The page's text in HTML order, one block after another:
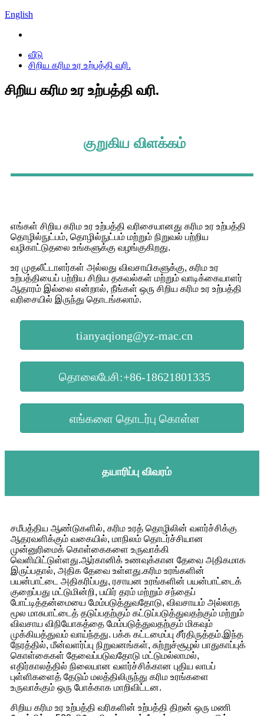
English
வீடு
சிறிய கரிம உர உற்பத்தி வரி.
சிறிய கரிம உர உற்பத்தி வரி.
குறுகிய விளக்கம்
எங்கள் சிறிய கரிம உர உற்பத்தி வரிசையானது கரிம உர உற்பத்தி
தொழில்நுட்பம், தொழில்நுட்பம் மற்றும் நிறுவல் பற்றிய
வழிகாட்டுதலை உங்களுக்கு வழங்குகிறது.
உர முதலீட்டாளர்கள் அல்லது விவசாயிகளுக்கு, கரிம உர
உற்பத்தியைப் பற்றிய சிறிய தகவல்கள் மற்றும் வாடிக்கையாளர்
ஆதாரம் இல்லை என்றால், நீங்கள் ஒரு சிறிய கரிம உர உற்பத்தி
வரிசையில் இருந்து தொடங்கலாம்.
tianyaqiong@yz-mac.cn
தொலைபேசி:+86-18621801335
எங்களை தொடர்பு கொள்ள
தயாரிப்பு விவரம்
சமீபத்திய ஆண்டுகளில், கரிம உரத் தொழிலின் வளர்ச்சிக்கு
ஆதரவளிக்கும் வகையில், மாநிலம் தொடர்ச்சியான
முன்னுரிமைக் கொள்கைகளை உருவாக்கி
வெளியிட்டுள்ளது.ஆர்கானிக் உணவுக்கான தேவை அதிகமாக
இருப்பதால், அதிக தேவை உள்ளது.கரிம உரங்களின்
பயன்பாட்டை அதிகரிப்பது, ரசாயன உரங்களின் பயன்பாட்டைக்
குறைப்பது மட்டுமின்றி, பயிர் தரம் மற்றும் சந்தைப்
போட்டித்தன்மையை மேம்படுத்துவதோடு, விவசாயம் அல்லாத
மூல மாசுபாட்டைத் தடுப்பதற்கும் கட்டுப்படுத்துவதற்கும் மற்றும்
விவசாய விநியோகத்தை மேம்படுத்துவதற்கும் மிகவும்
முக்கியத்துவம் வாய்ந்தது. பக்க கட்டமைப்பு சீர்திருத்தம்.இந்த
நேரத்தில், மீன்வளர்ப்பு நிறுவனங்கள், சுற்றுச்சூழல் பாதுகாப்புக்
கொள்கைகள் தேவைப்படுவதோடு மட்டுமல்லாமல்,
எதிர்காலத்தில் நிலையான வளர்ச்சிக்கான புதிய லாபப்
புள்ளிகளைத் தேடும் மலத்திலிருந்து கரிம உரங்களை
உருவாக்கும் ஒரு போக்காக மாறிவிட்டன.
சிறிய கரிம உர உற்பத்தி வரிகளின் உற்பத்தி திறன் ஒரு மணி